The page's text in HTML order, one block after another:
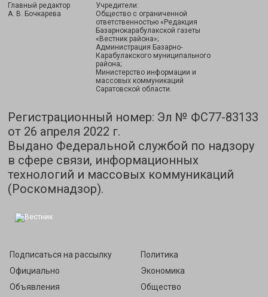
Главный редактор
А. В. Бочкарева
Учредители:
Общество с ограниченной
ответственностью «Редакция
Базарнокарабулакской газеты
«Вестник района»;
Администрация Базарно-
Карабулакского муниципального
района;
Министерство информации и
массовых коммуникаций
Саратовской области.
Регистрационный номер: Эл № ФС77-83133
от 26 апреля 2022 г.
Выдано Федеральной службой по надзору
в сфере связи, информационных
технологий и массовых коммуникаций
(Роскомнадзор).
Подписаться на рассылку
Официально
Объявления
Политика
Экономика
Общество